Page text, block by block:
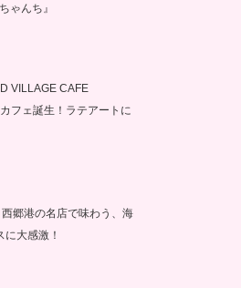
ゃんち』
VILLAGE CAFE
フェ誕生！ラテアートに
郷港の名店で味わう、海
大感激！